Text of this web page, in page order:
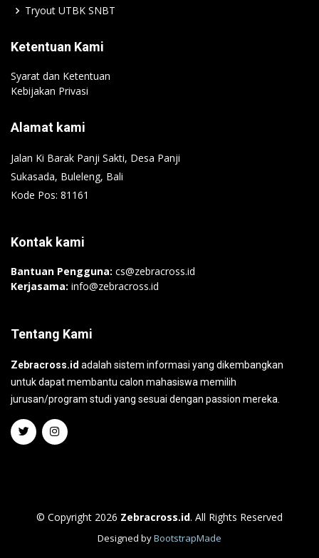
Tryout UTBK SNBT
Ketentuan Kami
Syarat dan Ketentuan
Kebijakan Privasi
Alamat kami
Jalan Ki Barak Panji Sakti, Desa Panji
Sukasada, Buleleng, Bali
Kode Pos: 81161
Kontak kami
Bantuan Pengguna: cs@zebracross.id
Kerjasama: info@zebracross.id
Tentang Kami
Zebracross.id adalah sistem informasi yang dikembangkan
untuk dapat membantu calon mahasiswa memilih
jurusan/program studi yang sesuai dengan passion mereka.
© Copyright 2026 Zebracross.id. All Rights Reserved
Designed byBootstrapMade